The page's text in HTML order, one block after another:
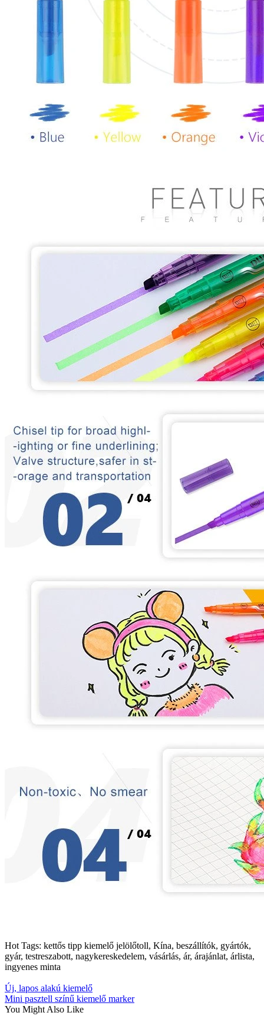
Hot Tags: kettős tipp kiemelő jelölőtoll, Kína, beszállítók, gyártók,
gyár, testreszabott, nagykereskedelem, vásárlás, ár, árajánlat, árlista,
ingyenes minta
Új, lapos alakú kiemelő
Mini pasztell színű kiemelő marker
You Might Also Like